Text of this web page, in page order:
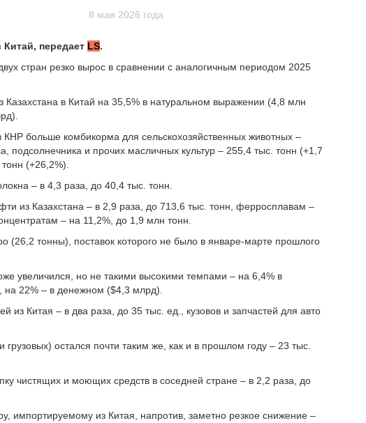
8 мая 2026 года
Китай, передает LS.
стран резко вырос в сравнении с аналогичным периодом 2025
Казахстана в Китай на 35,5% в натуральном выражении (4,8 млн
больше комбикорма для сельскохозяйственных животных –
подсолнечника и прочих масличных культур – 255,4 тыс. тонн (+1,7
(+26,2%).
– в 4,3 раза, до 40,4 тыс. тонн.
из Казахстана – в 2,9 раза, до 713,6 тыс. тонн, ферросплавам –
– на 11,2%, до 1,9 млн тонн.
(26,2 тонны), поставок которого не было в январе-марте прошлого
увеличился, но не такими высокими темпами – на 6,4% в
22% – в денежном ($4,3 млрд).
из Китая – в два раза, до 35 тыс. ед., кузовов и запчастей для авто
остался почти таким же, как и в прошлом году – 23 тыс.
чистящих и моющих средств в соседней стране – в 2,2 раза, до
импортируемому из Китая, напротив, заметно резкое снижение –